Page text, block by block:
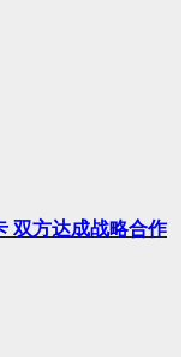
双方达成战略合作